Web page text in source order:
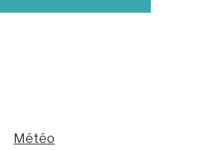
Météo